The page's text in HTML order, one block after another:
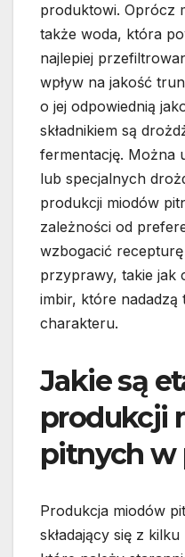
produktowi. Oprócz
także woda, która
najlepiej
wpływ na jakość
o jej odpowiednią
składnikiem są
fermentację. Można
lub specjalnych
produkcji miodów
zależności od
wzbogacić
przyprawy, takie jak
imbir, które
charakteru.
Jakie są
produkcji
pitnych w
Produkcja miodów
składający się z